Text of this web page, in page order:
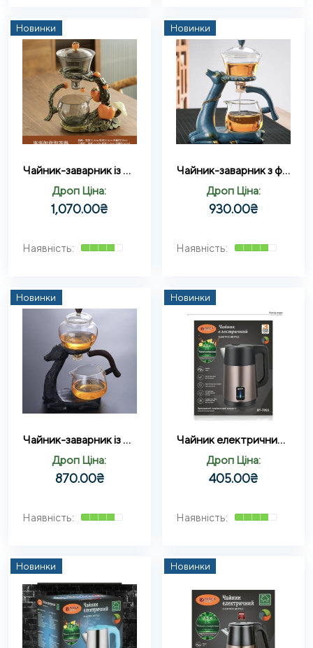
Новинки
Чайник-заварник із магнітним дозатором формою грошового дерева (H1214) (300ml)
Дроп Ціна:
1,070.00₴
Новинки
Чайник-заварник з формою оленя з магнітним дозатором (H1213) (300ml)
Дроп Ціна:
930.00₴
Новинки
Чайник-заварник із магнітним дозатором (H1212) (300ml)
Дроп Ціна:
870.00₴
Новинки
Чайник електричний 2,5л 1800Вт BITEK BT-7955
Дроп Ціна:
405.00₴
Новинки Новинки